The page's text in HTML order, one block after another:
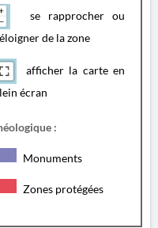
se rapprocher ou
de la zone
afficher la carte en
écran
:
Monuments
Zones protégées